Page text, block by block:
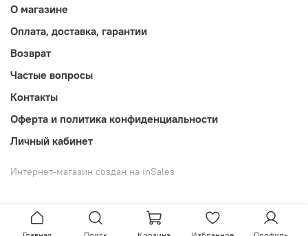
О магазине
Оплата, доставка, гарантии
Возврат
Частые вопросы
Контакты
Оферта и политика конфиденциальности
Личный кабинет
Интернет-магазин создан на inSales